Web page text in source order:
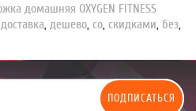
домашняя OXYGEN FITNESS
доставка дешево со скидками без
ПОДПИСАТЬСЯ